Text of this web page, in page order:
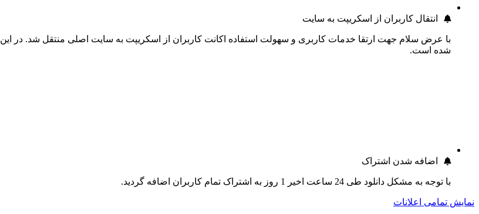
انتقال کاربران از اسکریپت به سایت
با عرض سلام جهت ارتقا خدمات کاربری و سهولت استفاده اکانت کاربران از اسکریپت به سایت اصلی منتقل شد. در
شده است.
اضافه شدن اشتراک
با توجه به مشکل دانلود طی 24 ساعت اخیر 1 روز به اشتراک تمام کاربران اضافه گردید.
نمایش تمامی اعلانات